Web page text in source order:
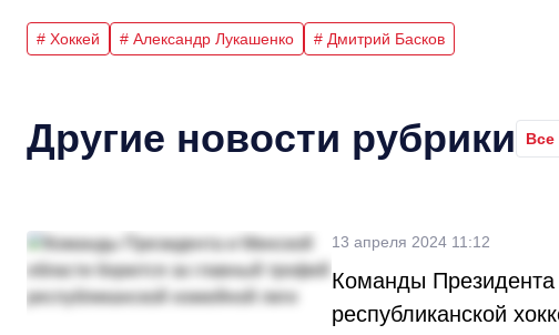
# Хоккей # Александр Лукашенко # Дмитрий Басков
Другие новости рубрики Все
13 апреля 2024 11:12
Команды
республиканской